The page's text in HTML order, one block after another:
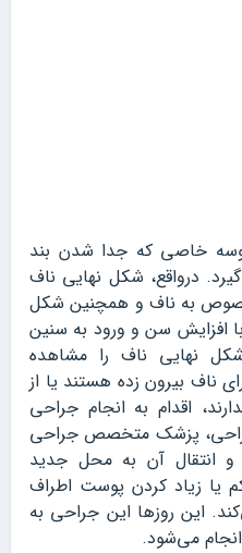
خاصی که جدا شدن بند
درواقع، شکل نهایی ناف
به ناف و همچنین شکل
افزایش سن و ورود به سنین
شکل نهایی ناف را مشاهده
ناف بیرون زده هستند یا از
اقدام به انجام جراحی
پزشک متخصص جراحی
و انتقال آن به محل جدید
یا زیاد کردن پوست اطراف
این روزها این جراحی به
انجام می‌شود.